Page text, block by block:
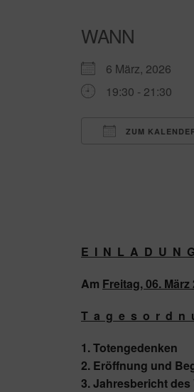
WANN
6 März, 2026
19:30 - 21:30
ZUM
E I N L A D U N
Am Freitag, 06. März
T a g e s o r d n
1. Totengedenken
2. Eröffnung und
3. Jahresbericht